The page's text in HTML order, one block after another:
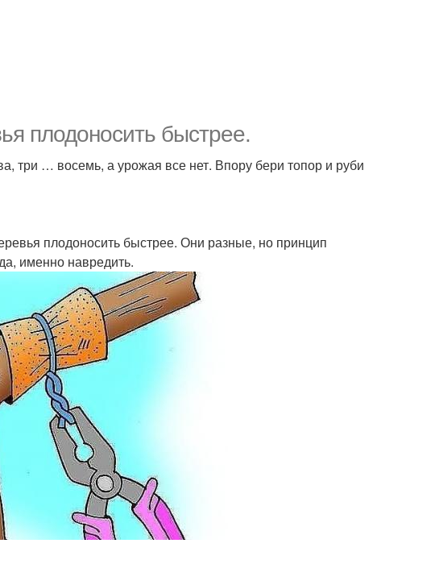
плодоносить быстрее.
три … восемь, а урожая все нет. Впору бери топор и руби
плодоносить быстрее. Они разные, но принцип
именно навредить.